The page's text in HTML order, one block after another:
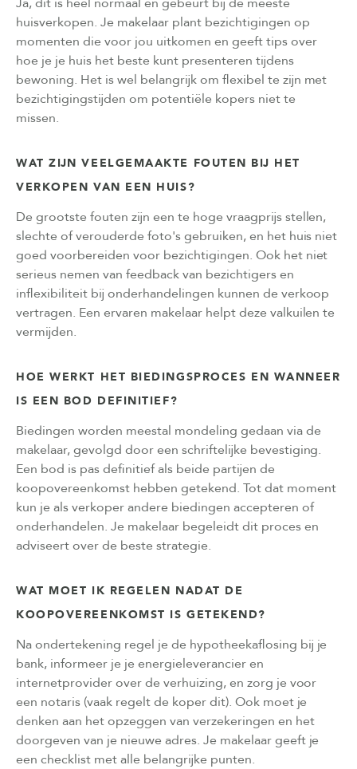
huisverkopen. Je makelaar plant bezichtigingen op
momenten die voor jou uitkomen en geeft tips over
hoe je je huis het beste kunt presenteren tijdens
bewoning. Het is wel belangrijk om flexibel te zijn met
bezichtigingstijden om potentiële kopers niet te
missen.
WAT ZIJN VEELGEMAAKTE FOUTEN BIJ HET
VERKOPEN VAN EEN HUIS?
De grootste fouten zijn een te hoge vraagprijs stellen,
slechte of verouderde foto's gebruiken, en het huis niet
goed voorbereiden voor bezichtigingen. Ook het niet
serieus nemen van feedback van bezichtigers en
inflexibiliteit bij onderhandelingen kunnen de verkoop
vertragen. Een ervaren makelaar helpt deze valkuilen te
vermijden.
HOE WERKT HET BIEDINGSPROCES EN WANNEER
IS EEN BOD DEFINITIEF?
Biedingen worden meestal mondeling gedaan via de
makelaar, gevolgd door een schriftelijke bevestiging.
Een bod is pas definitief als beide partijen de
koopovereenkomst hebben getekend. Tot dat moment
kun je als verkoper andere biedingen accepteren of
onderhandelen. Je makelaar begeleidt dit proces en
adviseert over de beste strategie.
WAT MOET IK REGELEN NADAT DE
KOOPOVEREENKOMST IS GETEKEND?
Na ondertekening regel je de hypotheekaflosing bij je
bank, informeer je je energieleverancier en
internetprovider over de verhuizing, en zorg je voor
een notaris (vaak regelt de koper dit). Ook moet je
denken aan het opzeggen van verzekeringen en het
doorgeven van je nieuwe adres. Je makelaar geeft je
een checklist met alle belangrijke punten.